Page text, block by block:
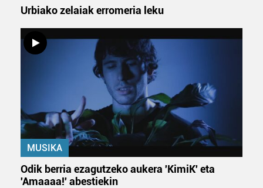
Urbiako zelaiak erromeria leku
MUSIKA
Odik berria ezagutzeko aukera 'KimiK' eta
'Amaaaa!' abestiekin